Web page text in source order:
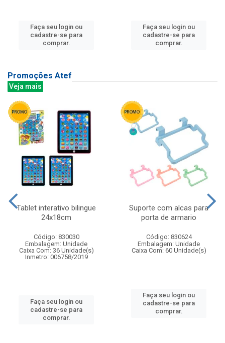
Faça seu login ou
cadastre-se para
comprar.
Faça seu login ou
cadastre-se para
comprar.
Promoções Atef
Veja mais
Tablet interativo bilingue
24x18cm
Código: 830030
Embalagem: Unidade
Caixa Com: 36 Unidade(s)
Inmetro: 006758/2019
Faça seu login ou
cadastre-se para
comprar.
Suporte com alcas para
porta de armario
Código: 830624
Embalagem: Unidade
Caixa Com: 60 Unidade(s)
Faça seu login ou
cadastre-se para
comprar.